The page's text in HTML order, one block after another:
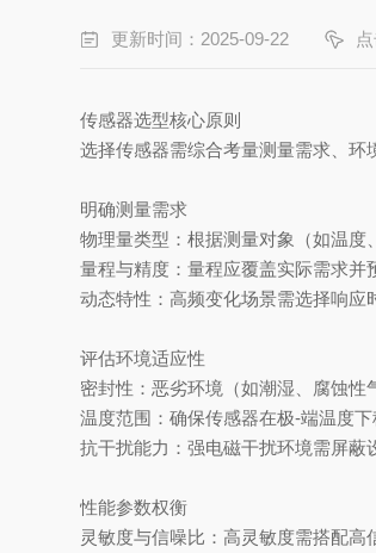
更新时间：2025-09-22
传感器选型核心原则
选择传感器需综合考量测量需求、环
明确测量需求‌
物理量类型‌：根据测量对象（如温度
量程与精度‌：量程应覆盖实际需求并
动态特性‌：高频变化场景需选择响应
评估环境适应性‌
密封性‌：恶劣环境（如潮湿、腐蚀性
温度范围‌：确保传感器在极-端温度下
抗干扰能力‌：强电磁干扰环境需屏蔽
性能参数权衡‌
灵敏度与信噪比‌：高灵敏度需搭配高